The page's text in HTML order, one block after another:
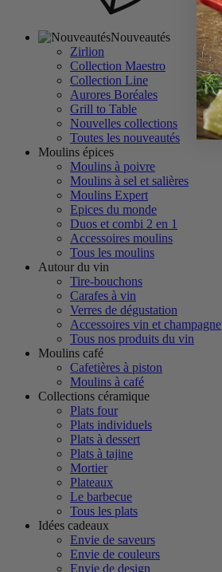
Nouveautés
Zirlion
Collection Maestro
Collection Line
Aurores Boréales
Grill to Table
Nouvelles collections
Toutes les nouveautés
Moulins épices
Moulins à poivre
Moulins à sel et salières
Moulins Expert
Epices du monde
Duos et combi 2 en 1
Accessoires moulins
Tous les moulins
Autour du vin
Tire-bouchons
Carafes à vin
Verres de dégustation
Accessoires vin et champagne
Tous nos produits du vin
Moulins café
Cafetières à piston
Moulins à café
Collections céramique
Plats four
Plats individuels
Plats à dessert
Plats à tajine
Mortier
Plateaux
Le barbecue
Tous les plats
Idées cadeaux
Envie de saveurs
Envie de couleurs
Envie de design